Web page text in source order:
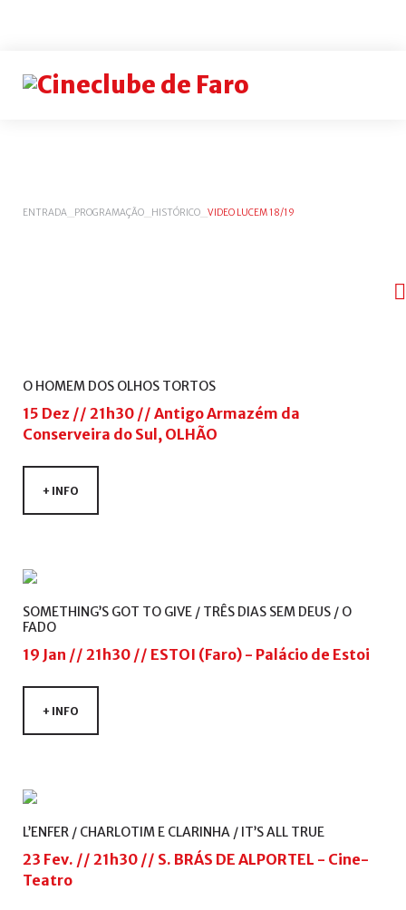
ENTRADA PROGRAMAÇÃO HISTÓRICO VIDEO LUCEM 18/19
O HOMEM DOS OLHOS TORTOS
15 Dez // 21h30 // Antigo Armazém da
Conserveira do Sul, OLHÃO
+ INFO
SOMETHING’S GOT TO GIVE / TRÊS DIAS SEM DEUS / O
FADO
19 Jan // 21h30 // ESTOI (Faro) - Palácio de Estoi
+ INFO
L’ENFER / CHARLOTIM E CLARINHA / IT’SALL TRUE
23 Fev. // 21h30 // S. BRÁS DE ALPORTEL - Cine-
Teatro